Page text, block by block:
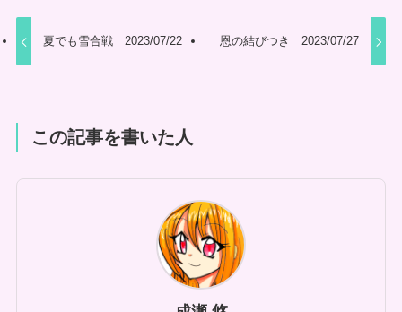
夏でも雪合戦 2023/07/22 恩の結びつき 2023/07/27
この記事を書いた人